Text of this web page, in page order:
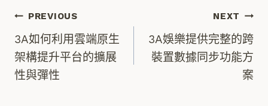
文
章
導
PREVIOUS
3A如何利用雲端原生
架構提升平台的擴展
性與彈性
NEXT
3A娛樂提供完整的跨
裝置數據同步功能方
案